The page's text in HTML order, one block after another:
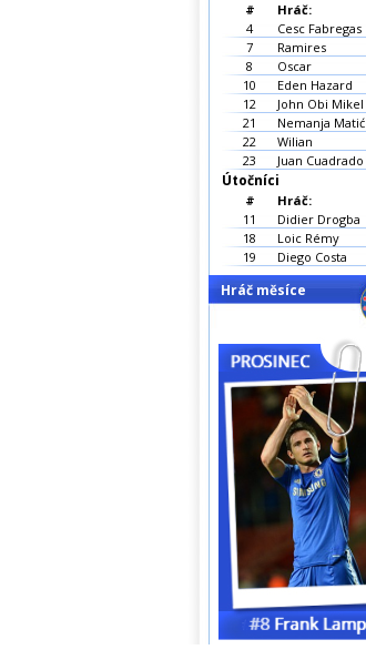
#
Hráč:
4
Cesc Fabregas
7
Ramires
8
Oscar
10
Eden Hazard
12
John Obi Mikel
21
Nemanja Matić
22
Wilian
23
Juan Cuadrado
Útočníci
#
Hráč:
11
Didier Drogba
18
Loic Rémy
19
Diego Costa
Hráč měsíce